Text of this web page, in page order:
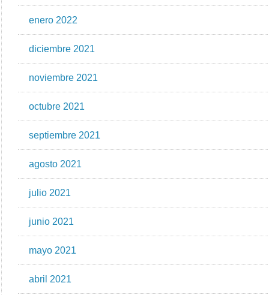
enero 2022
diciembre 2021
noviembre 2021
octubre 2021
septiembre 2021
agosto 2021
julio 2021
junio 2021
mayo 2021
abril 2021